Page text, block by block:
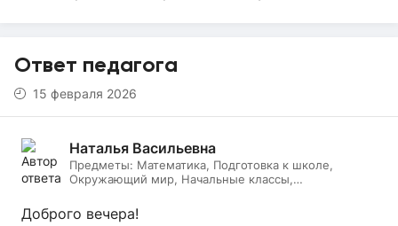
Ответ педагога
15 февраля 2026
Наталья Васильевна
Предметы: Математика, Подготовка к школе,
Окружающий мир, Начальные классы,
Доброго вечера!